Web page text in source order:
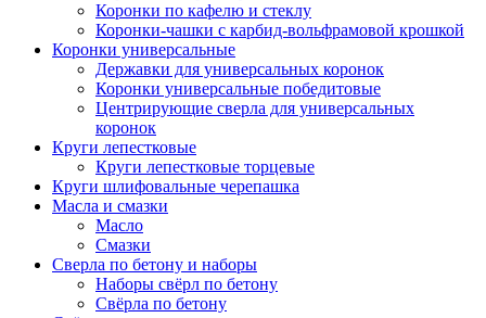
Коронки по кафелю и стеклу
Коронки-чашки с карбид-вольфрамовой крошкой
Коронки универсальные
Державки для универсальных коронок
Коронки универсальные победитовые
Центрирующие сверла для универсальных
коронок
Круги лепестковые
Круги лепестковые торцевые
Круги шлифовальные черепашка
Масла и смазки
Масло
Смазки
Сверла по бетону и наборы
Наборы свёрл по бетону
Свёрла по бетону